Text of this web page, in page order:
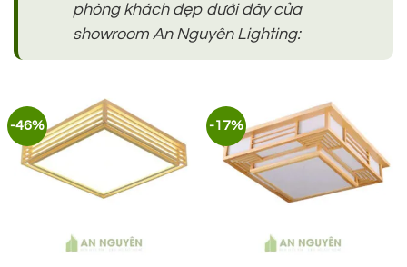
phòng khách đẹp dưới đây của
showroom An Nguyên Lighting:
-46% -17%